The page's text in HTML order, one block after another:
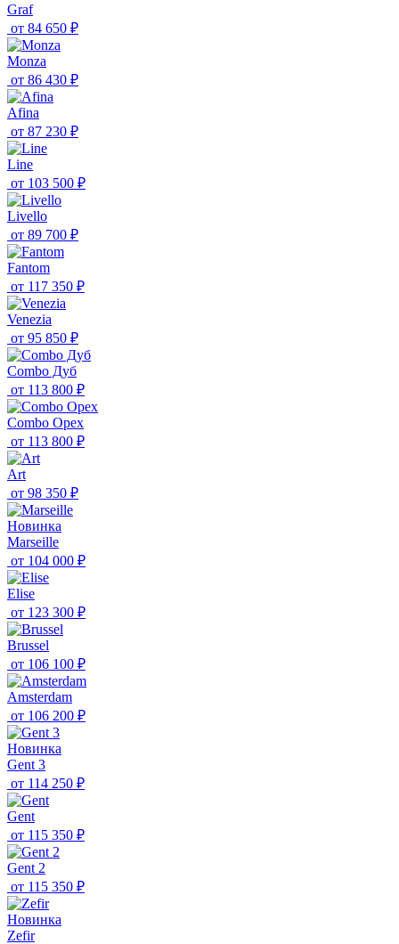
Graf
от 84 650 ₽
Monza
от 86 430 ₽
Afina
от 87 230 ₽
Line
от 103 500 ₽
Livello
от 89 700 ₽
Fantom
от 117 350 ₽
Venezia
от 95 850 ₽
Combo Дуб
от 113 800 ₽
Combo Орех
от 113 800 ₽
Art
от 98 350 ₽
Новинка
Marseille
от 104 000 ₽
Elise
от 123 300 ₽
Brussel
от 106 100 ₽
Amsterdam
от 106 200 ₽
Новинка
Gent 3
от 114 250 ₽
Gent
от 115 350 ₽
Gent 2
от 115 350 ₽
Новинка
Zefir